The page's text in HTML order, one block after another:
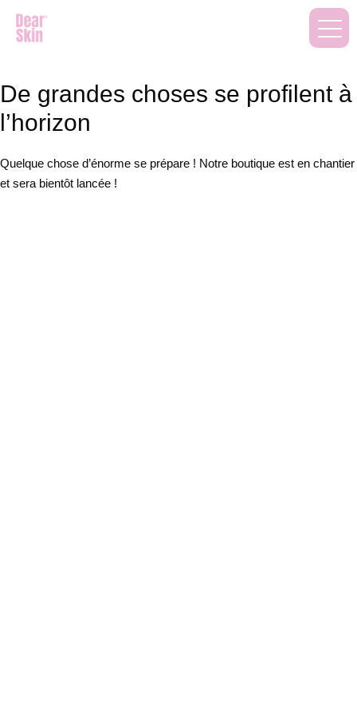
De grandes choses se profilent à
l’horizon
Quelque chose d’énorme se prépare ! Notre boutique est en chantier
et sera bientôt lancée !